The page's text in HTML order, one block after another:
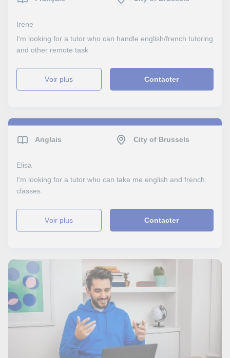
Irene
I'm looking for a tutor who can handle english/french tutoring
and other remote task
voir plus Contacter
Anglais City of Brussels
Elisa
I'm looking for a tutor who can take me english and french
classes
voir plus Contacter